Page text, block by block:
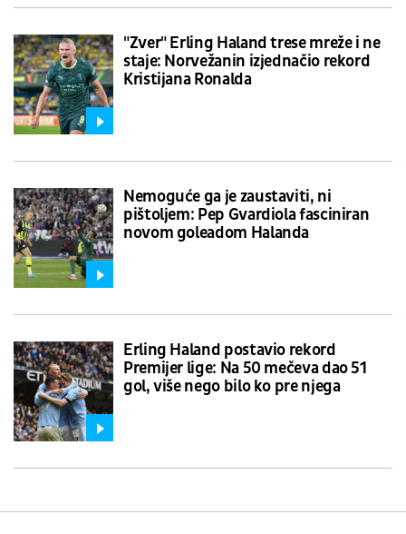
"Zver" Erling Haland trese mreže i ne
staje: Norvežanin izjednačio rekord
Kristijana Ronalda
Nemoguće ga je zaustaviti, ni
pištoljem: Pep Gvardiola fasciniran
novom goleadom Halanda
Erling Haland postavio rekord
Premijer lige: Na 50 mečeva dao 51
gol, više nego bilo ko pre njega